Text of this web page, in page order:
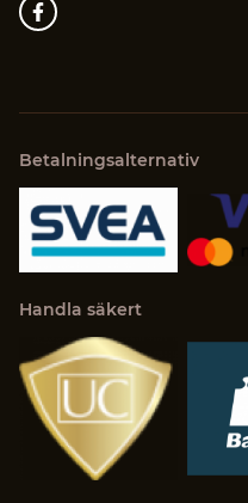
Betalningsalternativ
Handla säkert